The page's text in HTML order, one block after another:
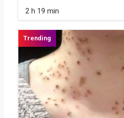
2 h 19 min